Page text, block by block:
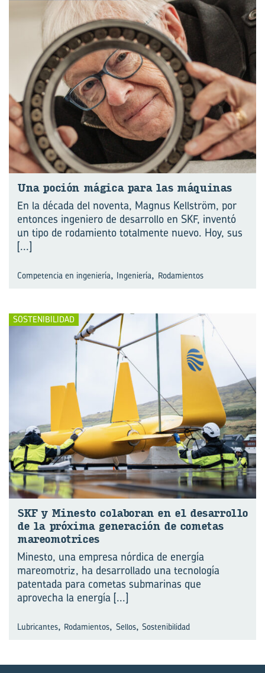
Una po­ción má­gi­ca para las má­qui­nas
En la década del noventa, Magnus Kellström, por
entonces ingeniero de desarrollo en SKF, inventó
un tipo de rodamiento totalmente nuevo. Hoy, sus
[...]
Competencia en ingeniería, Ingeniería, Rodamientos
SOSTENIBILIDAD
SKF y Mi­nes­to co­la­bo­ran en el de­sa­rro­llo
de la pró­xi­ma ge­ne­ra­ción de co­me­tas
ma­reo­mo­tri­ces
Minesto, una empresa nórdica de energía
mareomotriz, ha desarrollado una tecnología
pa⁠tentada para cometas submarinas que
aprovecha la energía [...]
Lubricantes, Rodamientos, Sellos, Sostenibilidad